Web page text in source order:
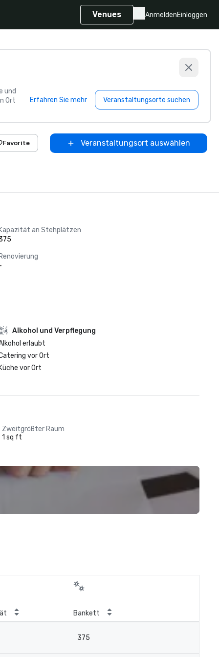
Venues AnmeldenEinloggen
und
Ort
Erfahren Sie mehr Veranstaltungsorte suchen
Favorite Veranstaltungsort auswählen
an Stehplätzen
‪Alkohol‬ und Verpflegung
erlaubt
vor Ort
vor Ort
Zweitgrößter Raum
1 sq ft
Bankett
375